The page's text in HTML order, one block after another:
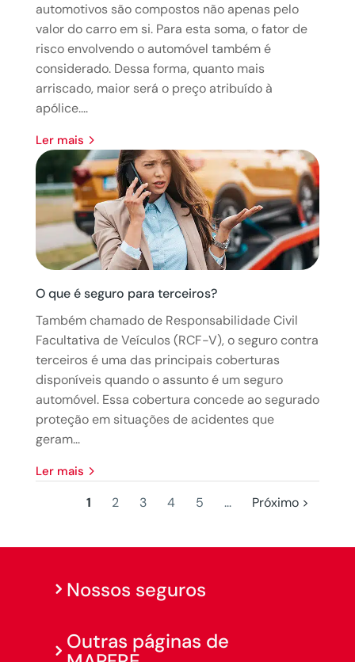
automotivos são compostos não apenas pelo
valor do carro em si. Para esta soma, o fator de
risco envolvendo o automóvel também é
considerado. Dessa forma, quanto mais
arriscado, maior será o preço atribuído à
apólice....
ler mais
O que é seguro para terceiros?
Também chamado de Responsabilidade Civil
Facultativa de Veículos (RCF-V), o seguro contra
terceiros é uma das principais coberturas
disponíveis quando o assunto é um seguro
automóvel. Essa cobertura concede ao segurado
proteção em situações de acidentes que
geram...
ler mais
1 2 3 4 5 ... Próximo >
Nossos seguros
Outras páginas de